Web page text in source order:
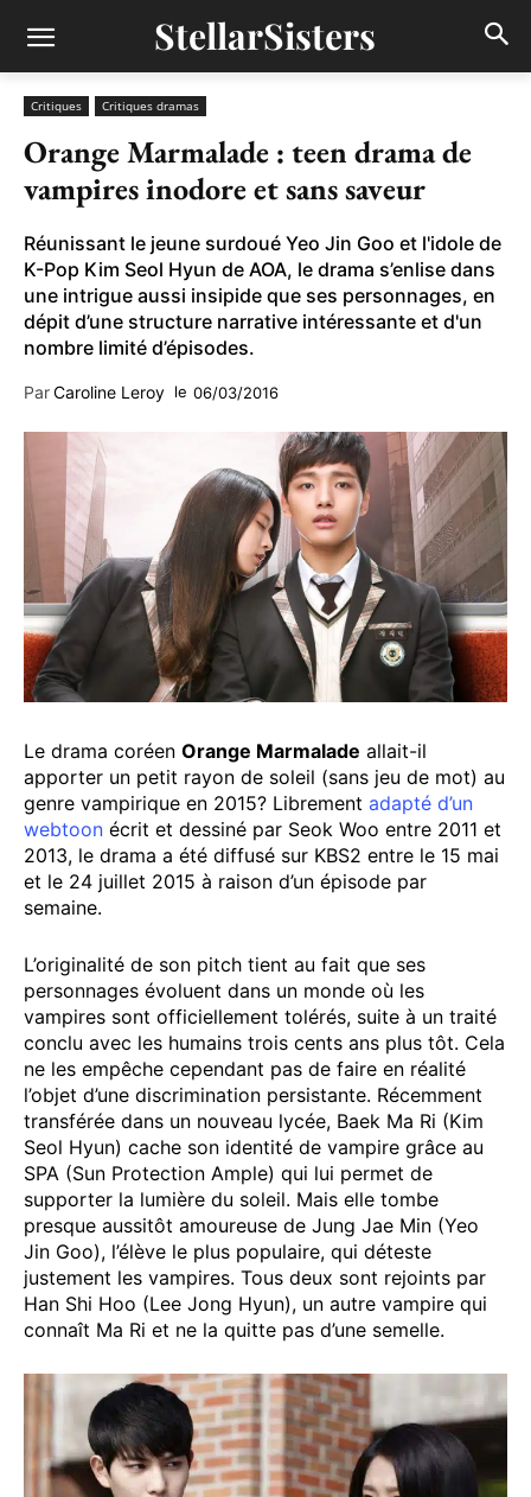
StellarSisters
Critiques Critiques dramas
Orange Marmalade : teen drama de
vampires inodore et sans saveur
Réunissant le jeune surdoué Yeo Jin Goo et l'idole de
K-Pop Kim Seol Hyun de AOA, le drama s’enlise dans
une intrigue aussi insipide que ses personnages, en
dépit d’une structure narrative intéressante et d'un
nombre limité d’épisodes.
ParCaroline Leroy le 06/03/2016
Le drama coréen Orange Marmalade allait-il
apporter un petit rayon de soleil (sans jeu de mot) au
genre vampirique en 2015? Librement adapté d’un
webtoon écrit et dessiné par Seok Woo entre 2011 et
2013, le drama a été diffusé sur KBS2 entre le 15 mai
et le 24 juillet 2015 à raison d’un épisode par
semaine.
L’originalité de son pitch tient au fait que ses
personnages évoluent dans un monde où les
vampires sont officiellement tolérés, suite à un traité
conclu avec les humains trois cents ans plus tôt. Cela
ne les empêche cependant pas de faire en réalité
l’objet d’une discrimination persistante. Récemment
transférée dans un nouveau lycée, Baek Ma Ri (Kim
Seol Hyun) cache son identité de vampire grâce au
SPA (Sun Protection Ample) qui lui permet de
supporter la lumière du soleil. Mais elle tombe
presque aussitôt amoureuse de Jung Jae Min (Yeo
Jin Goo), l’élève le plus populaire, qui déteste
justement les vampires. Tous deux sont rejoints par
Han Shi Hoo (Lee Jong Hyun), un autre vampire qui
connaît Ma Ri et ne la quitte pas d’une semelle.